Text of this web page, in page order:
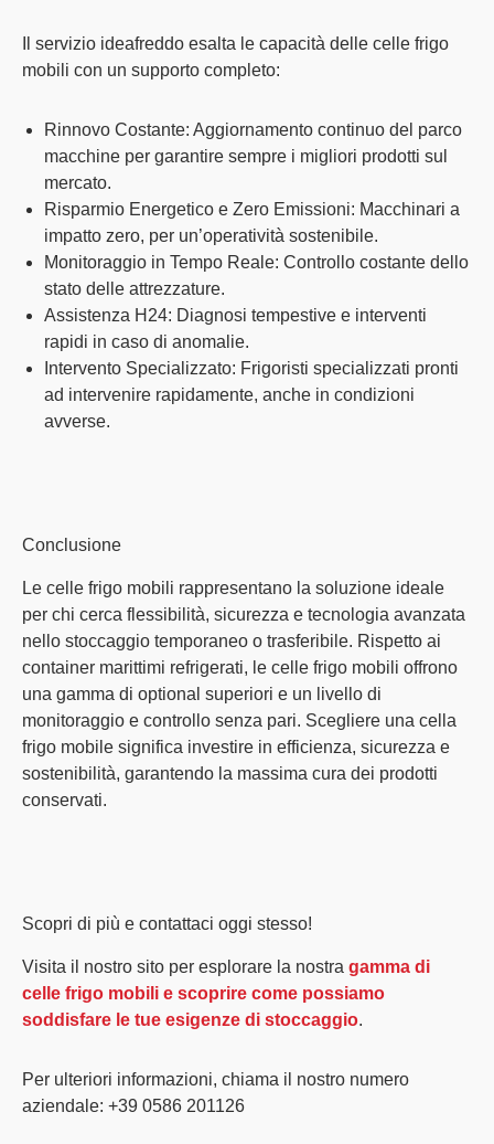
Il servizio ideafreddo esalta le capacità delle celle frigo
mobili con un supporto completo:
Rinnovo Costante: Aggiornamento continuo del parco
macchine per garantire sempre i migliori prodotti sul
mercato.
Risparmio Energetico e Zero Emissioni: Macchinari a
impatto zero, per un’operatività sostenibile.
Monitoraggio in Tempo Reale: Controllo costante dello
stato delle attrezzature.
Assistenza H24: Diagnosi tempestive e interventi
rapidi in caso di anomalie.
Intervento Specializzato: Frigoristi specializzati pronti
ad intervenire rapidamente, anche in condizioni
avverse.
Conclusione
Le celle frigo mobili rappresentano la soluzione ideale
per chi cerca flessibilità, sicurezza e tecnologia avanzata
nello stoccaggio temporaneo o trasferibile. Rispetto ai
container marittimi refrigerati, le celle frigo mobili offrono
una gamma di optional superiori e un livello di
monitoraggio e controllo senza pari. Scegliere una cella
frigo mobile significa investire in efficienza, sicurezza e
sostenibilità, garantendo la massima cura dei prodotti
conservati.
Scopri di più e contattaci oggi stesso!
Visita il nostro sito per esplorare la nostra gamma di
celle frigo mobili e scoprire come possiamo
soddisfare le tue esigenze di stoccaggio.
Per ulteriori informazioni, chiama il nostro numero
aziendale: +39 0586 201126